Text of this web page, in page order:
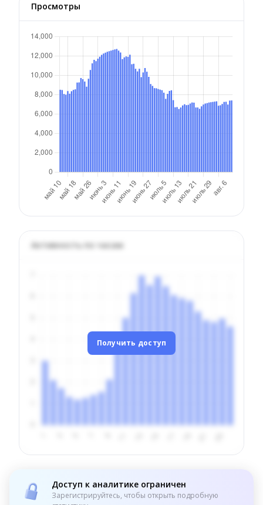
Просмотры
Активность по часам
Получить доступ
Доступ к аналитике ограничен
Зарегистрируйтесь, чтобы открыть подробную